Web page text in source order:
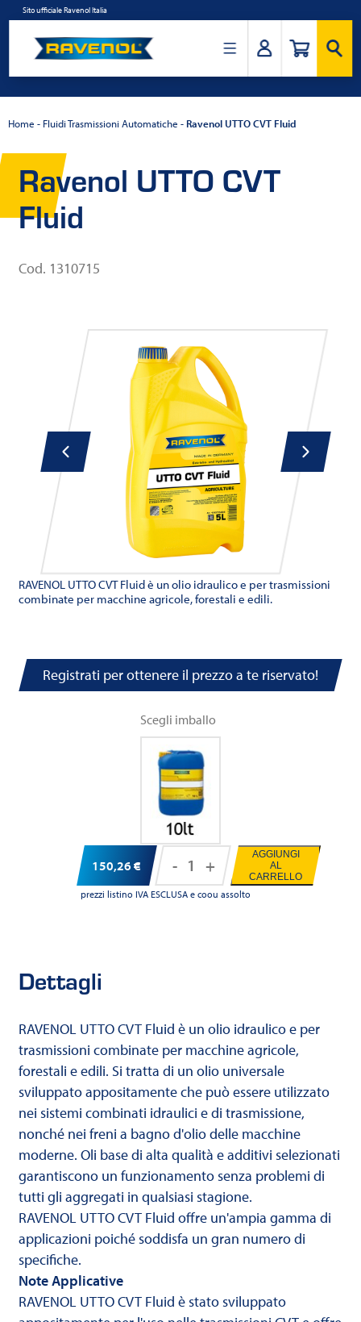
Salta
contenuto
Sito ufficiale Ravenol Italia
Ravenol
Home - Fluidi Trasmissioni Automatiche - Ravenol UTTO CVT Fluid
Ravenol UTTO CVT
Fluid
Cod. 1310715
RAVENOL UTTO CVT Fluid è un olio idraulico e per trasmissioni
combinate per macchine agricole, forestali e edili.
Registrati per ottenere il prezzo a te riservato!
Scegli imballo
150,26€
prezzi listino IVA ESCLUSA e coou assolto
-
Ravenol
UTTO
+
AGGIUNGI
AL
CARRELLO
Dettagli
RAVENOL UTTO CVT Fluid è un olio idraulico e per
trasmissioni combinate per macchine agricole,
forestali e edili. Si tratta di un olio universale
sviluppato appositamente che può essere utilizzato
nei sistemi combinati idraulici e di trasmissione,
nonché nei freni a bagno d'olio delle macchine
moderne. Oli base di alta qualità e additivi selezionati
garantiscono un funzionamento senza problemi di
tutti gli aggregati in qualsiasi stagione.
RAVENOL UTTO CVT Fluid offre un'ampia gamma di
applicazioni poiché soddisfa un gran numero di
Note Applicative
RAVENOL UTTO CVT Fluid è stato sviluppato